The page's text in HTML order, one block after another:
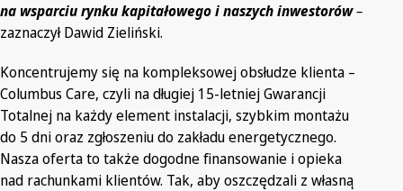
na wsparciu rynku kapitałowego i naszych inwestorów–
zaznaczył Dawid Zieliński.
Koncentrujemy się na kompleksowej obsłudze klienta –
Columbus Care, czyli na długiej 15-letniej Gwarancji
Totalnej na każdy element instalacji, szybkim montażu
do 5 dni oraz zgłoszeniu do zakładu energetycznego.
Nasza oferta to także dogodne finansowanie i opieka
nad rachunkami klientów. Tak, aby oszczędzali z własną